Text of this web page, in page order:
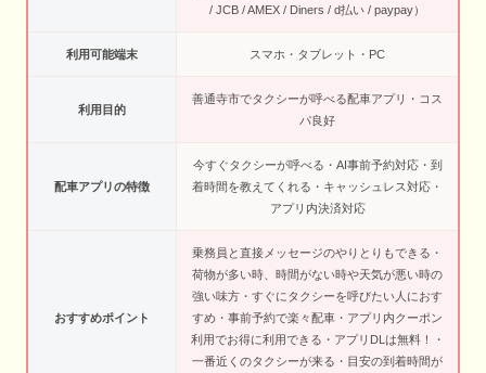
/ JCB / AMEX / Diners / d払い / paypay）
利用可能端末 スマホ・タブレット・PC
利用目的
善通寺市でタクシーが呼べる配車アプリ・コス
パ良好
配車アプリの特徴
今すぐタクシーが呼べる・AI事前予約対応・到
着時間を教えてくれる・キャッシュレス対応・
アプリ内決済対応
おすすめポイント
乗務員と直接メッセージのやりとりもできる・
荷物が多い時、時間がない時や天気が悪い時の
強い味方・すぐにタクシーを呼びたい人におす
すめ・事前予約で楽々配車・アプリ内クーポン
利用でお得に利用できる・アプリDLは無料！・
一番近くのタクシーが来る・目安の到着時間が